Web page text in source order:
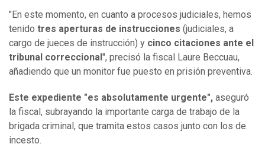
"En este momento, en cuanto a procesos judiciales, hemos
tenido tres aperturas de instrucciones (judiciales, a
cargo de jueces de instrucción) y cinco citaciones ante el
tribunal correccional ", precisó la fiscal Laure Beccuau,
añadiendo que un monitor fue puesto en prisión preventiva.
Este expediente "es absolutamente urgente", aseguró
la fiscal, subrayando la importante carga de trabajo de la
brigada criminal, que tramita estos casos junto con los de
incesto.